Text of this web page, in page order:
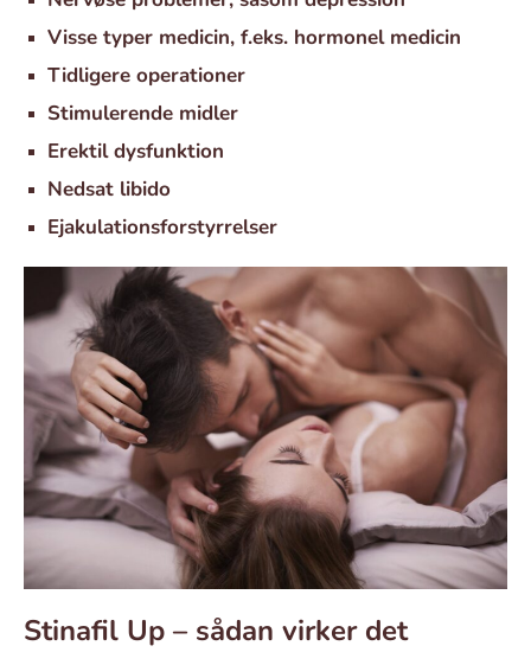
Visse typer medicin, f.eks. hormonel medicin
Tidligere operationer
Stimulerende midler
Erektil dysfunktion
Nedsat libido
Ejakulationsforstyrrelser
Stinafil Up – sådan virker det